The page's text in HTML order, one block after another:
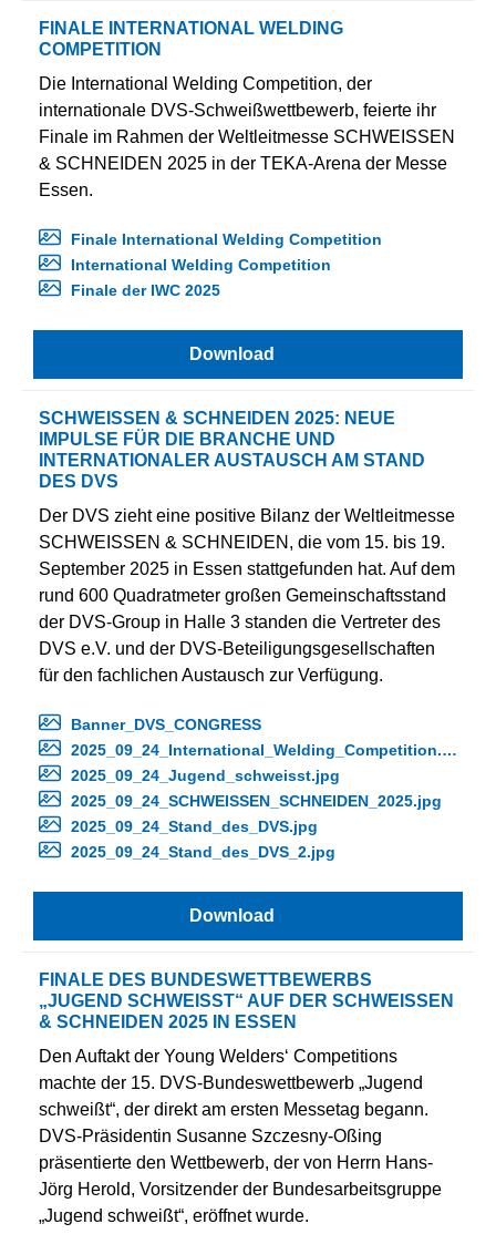
FINALE INTERNATIONAL WELDING
COMPETITION
Die International Welding Competition, der
internationale DVS-Schweißwettbewerb, feierte ihr
Finale im Rahmen der Weltleitmesse SCHWEISSEN
& SCHNEIDEN 2025 in der TEKA-Arena der Messe
Essen.
Finale International Welding Competition
International Welding Competition
Finale der IWC 2025
Download
SCHWEISSEN & SCHNEIDEN 2025: NEUE
IMPULSE FÜR DIE BRANCHE UND
INTERNATIONALER AUSTAUSCH AM STAND
DES DVS
Der DVS zieht eine positive Bilanz der Weltleitmesse
SCHWEISSEN & SCHNEIDEN, die vom 15. bis 19.
September 2025 in Essen stattgefunden hat. Auf dem
rund 600 Quadratmeter großen Gemeinschaftsstand
der DVS-Group in Halle 3 standen die Vertreter des
DVS e.V. und der DVS-Beteiligungsgesellschaften
für den fachlichen Austausch zur Verfügung.
Banner_DVS_CONGRESS
2025_09_24_International_Welding_Competition.jpg
2025_09_24_Jugend_schweisst.jpg
2025_09_24_SCHWEISSEN_SCHNEIDEN_2025.jpg
2025_09_24_Stand_des_DVS.jpg
2025_09_24_Stand_des_DVS_2.jpg
Download
FINALE DES BUNDESWETTBEWERBS
„JUGEND SCHWEISST“ AUF DER SCHWEISSEN &
SCHNEIDEN 2025 IN ESSEN
Den Auftakt der Young Welders‘ Competitions
machte der 15. DVS-Bundeswettbewerb „Jugend
schweißt“, der direkt am ersten Messetag begann.
DVS-Präsidentin Susanne Szczesny-Oßing
präsentierte den Wettbewerb, der von Herrn Hans-
Jörg Herold, Vorsitzender der Bundesarbeitsgruppe
„Jugend schweißt“, eröffnet wurde.